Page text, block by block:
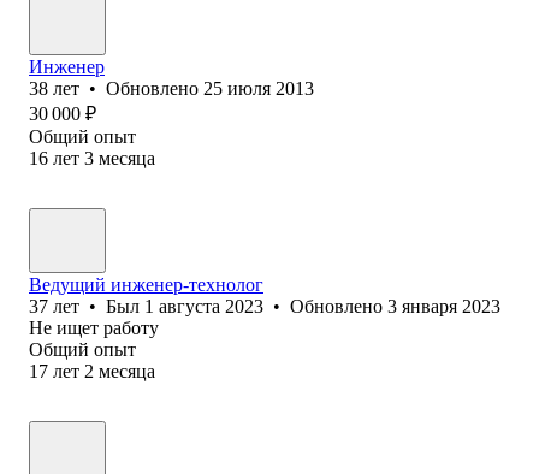
Инженер
38 лет • Обновлено 25 июля 2013
30 000 ₽
Общий опыт
16 лет 3 месяца
Ведущий инженер-технолог
37 лет • Был 1 августа 2023 • Обновлено 3 января 2023
Не ищет работу
Общий опыт
17 лет 2 месяца